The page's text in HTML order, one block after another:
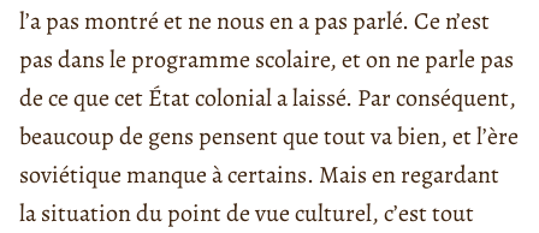
l’a pas montré et ne nous en a pas parlé. Ce n’est
pas dans le programme scolaire, et on ne parle pas
de ce que cet État colonial a laissé. Par conséquent,
beaucoup de gens pensent que tout va bien, et l’ère
soviétique manque à certains. Mais en regardant
la situation du point de vue culturel, c’est tout